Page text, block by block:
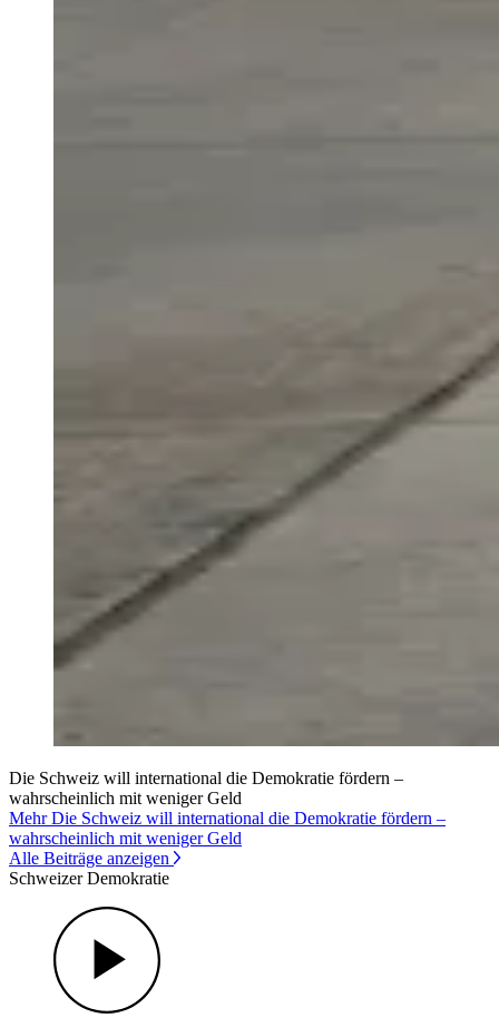
Die Schweiz will international die Demokratie fördern –
wahrscheinlich mit weniger Geld
Mehr Die Schweiz will international die Demokratie fördern –
wahrscheinlich mit weniger Geld
Alle Beiträge anzeigen
Schweizer Demokratie